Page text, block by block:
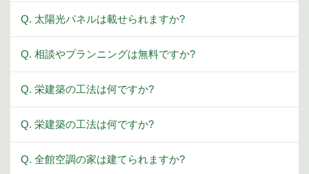
Q. 太陽光パネルは載せられますか?
Q. 相談やプランニングは無料ですか?
Q. 栄建築の工法は何ですか?
Q. 栄建築の工法は何ですか?
Q. 全館空調の家は建てられますか?